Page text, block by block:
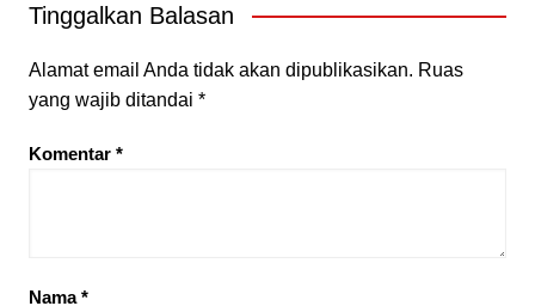
Tinggalkan Balasan
Alamat email Anda tidak akan dipublikasikan. Ruas
yang wajib ditandai *
Komentar *
Nama*